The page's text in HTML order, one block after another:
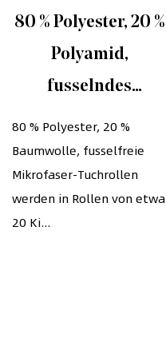
80 % Polyester, 20 %
Polyamid,
fusselndes
Rollentuch.
Mikrofaser-
Brillentuch
80 % Polyester, 20 %
Baumwolle, fusselfreie
Mikrofaser-Tuchrollen
werden in Rollen von etwa
20 Ki...